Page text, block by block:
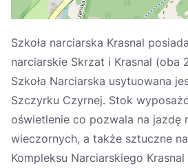
Szkoła narciarska Krasnal
narciarskie Skrzat i Krasnal (oba
Szkoła Narciarska usytuowana
Szczyrku Czyrnej. Stok
oświetlenie co pozwala na jazdę
wieczornych, a także sztuczne
Kompleksu Narciarskiego